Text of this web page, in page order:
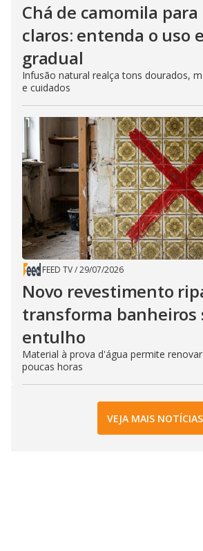
Chá de camomila para
claros: entenda o uso
gradual
Infusão natural realça tons dourados,
e cuidados
FEED TV/29/07/2026
Novo revestimento
transforma banheiros
entulho
Material à prova d'água permite
poucas horas
VEJA MAIS NOTÍCIAS